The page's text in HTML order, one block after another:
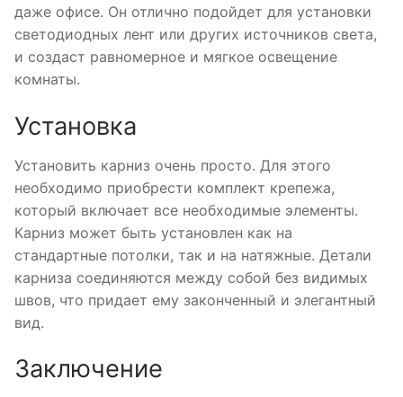
даже офисе. Он отлично подойдет для установки
светодиодных лент или других источников света,
и создаст равномерное и мягкое освещение
комнаты.
Установка
Установить карниз очень просто. Для этого
необходимо приобрести комплект крепежа,
который включает все необходимые элементы.
Карниз может быть установлен как на
стандартные потолки, так и на натяжные. Детали
карниза соединяются между собой без видимых
швов, что придает ему законченный и элегантный
вид.
Заключение